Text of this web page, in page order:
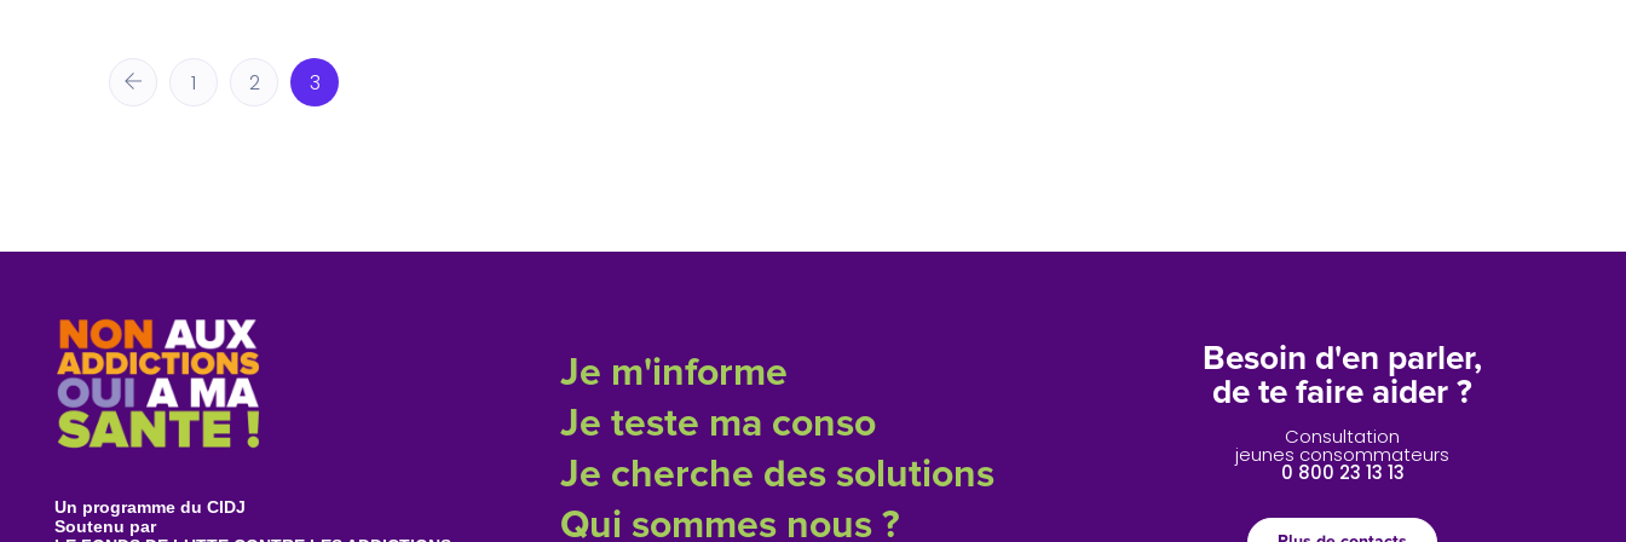
1 2 3
Un programme du CIDJ
Soutenu par
Je m'informe
Je teste ma conso
Je cherche des solutions
Qui sommes nous ?
Besoin d'en parler,
de te faire aider ?
Consultation
jeunes consommateurs
0 800 23 13 13